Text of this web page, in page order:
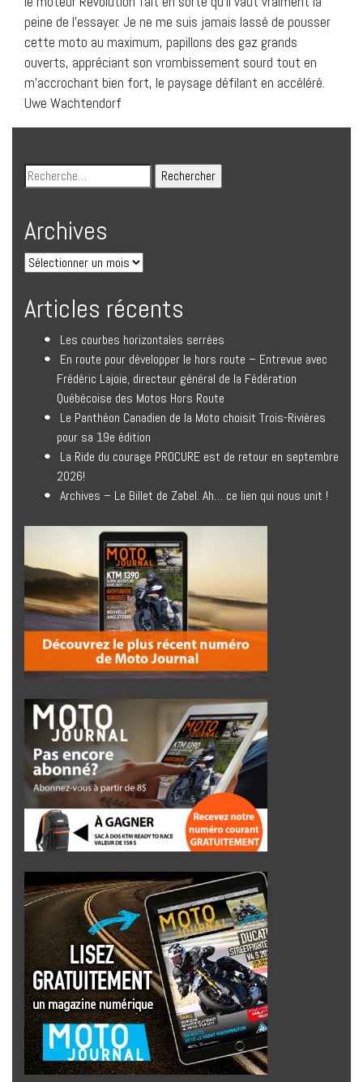
peine de l’essayer. Je ne me suis jamais lassé de pousser
cette moto au maximum, papillons des gaz grands
ouverts, appréciant son vrombissement sourd tout en
m’accrochant bien fort, le paysage défilant en accéléré.
Uwe Wachtendorf
Archives
Articles récents
Les courbes horizontales serrées
En route pour développer le hors route – Entrevue avec
Frédéric Lajoie, directeur général de la Fédération
Québécoise des Motos Hors Route
Le Panthéon Canadien de la Moto choisit Trois-Rivières
pour sa 19e édition
La Ride du courage PROCURE est de retour en septembre
2026!
Archives – Le Billet de Zabel. Ah… ce lien qui nous unit !